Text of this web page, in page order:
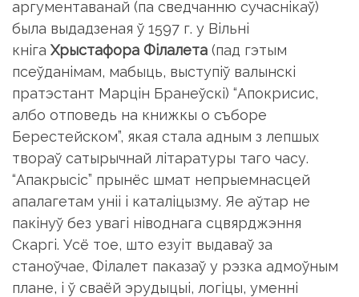
аргументаванай (па сведчанню су­часнiкаў)
была выдадзеная ў 1597 г. у Вiльнi
кнiга Хрыстафора Фiлалета (пад гэтым
псеўданiмам, мабыць, выступiў валынскi
пратэстант Марцiн Бранеўскi) “Апокрисис,
албо отповедь на книжкы о съборе
Берестейском”, якая стала адным з лепшых
твораў сатырычнай лiтаратуры таго часу.
“Апакрысiс” прынёс шмат непрыемнасцей
апалагетам унii i каталiцызму. Яе аўтар не
пакiнуў без увагi нiводнага сцвярджэння
Скаргi. Усё тое, што езуiт выдаваў за
станоўчае, Фiлалет паказаў у рэзка адмоўным
плане, i ў сваёй эру­дыцыi, логiцы, уменнi